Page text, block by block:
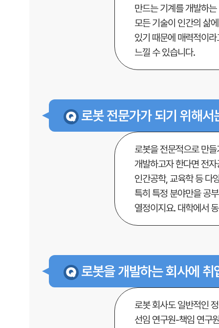
만드는 기계를 개발하
모든 기술이 인간의 삶
있기 때문에 매력적이
느낄 수 있습니다.
로봇 전문가가 되기 위해
로봇을 전문적으로 만
개발하고자 한다면 전
인간공학, 교육학 등 다
특히 특정 분야만을 공
열정이지요. 대학에서
로봇을 개발하는 회사에
로봇 회사도 일반적인
선임 연구원-책임 연구